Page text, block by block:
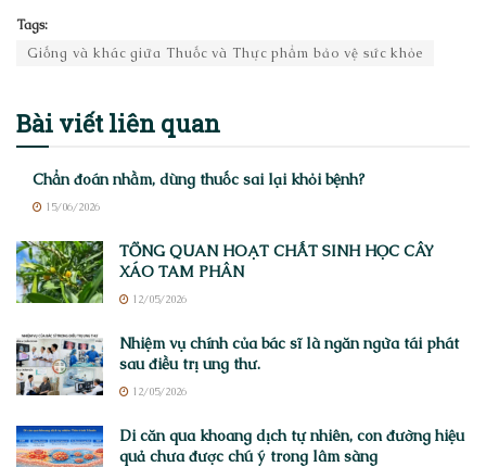
Tags:
Giống và khác giữa Thuốc và Thực phẩm bảo vệ sức khỏe
Bài viếtliên quan
Chẩn đoán nhầm, dùng thuốc sai lại khỏi bệnh?
15/06/2026
TỔNG QUAN HOẠT CHẤT SINH HỌC CÂY
XÁO TAM PHÂN
12/05/2026
Nhiệm vụ chính của bác sĩ là ngăn ngừa tái phát
sau điều trị ung thư.
12/05/2026
Di căn qua khoang dịch tự nhiên, con đường hiệu
quả chưa được chú ý trong lâm sàng